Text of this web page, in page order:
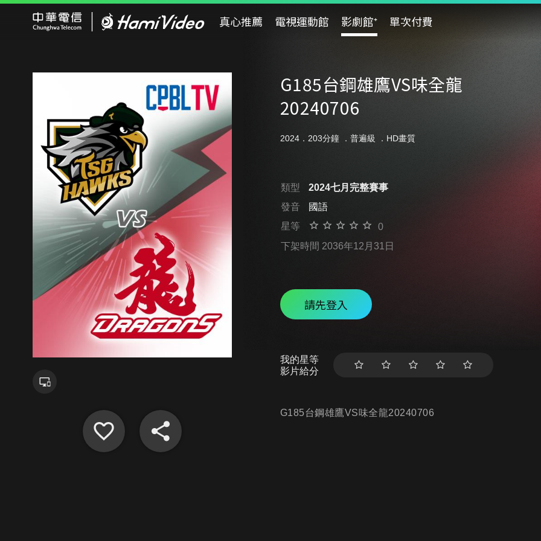
真心推薦 電視運動館 影劇館⁺ 單次付費
G185台鋼雄鷹VS味全龍
20240706
2024．203分鐘 ． 普遍級 ．HD畫質
類型
2024七月完整賽事
發音
國語
星等
0
下架時間 2036年12月31日
請先登入
我的星等
影片給分
G185台鋼雄鷹VS味全龍20240706